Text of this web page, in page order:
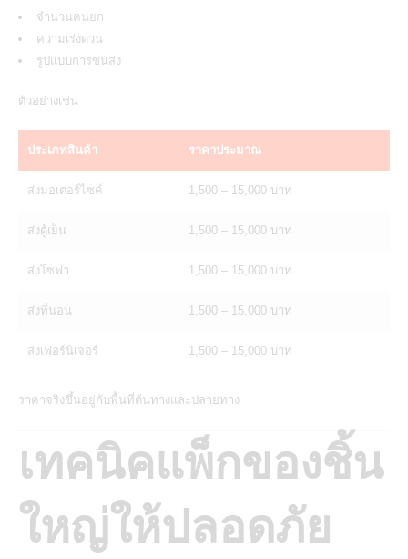
จำนวนคนยก
ความเร่งด่วน
รูปแบบการขนส่ง
ตัวอย่างเช่น
ประเภทสินค้า ราคาประมาณ
ส่งมอเตอร์ไซค์ 1,500 – 15,000 บาท
ส่งตู้เย็น 1,500 – 15,000 บาท
ส่งโซฟา 1,500 – 15,000 บาท
ส่งที่นอน 1,500 – 15,000 บาท
ส่งเฟอร์นิเจอร์ 1,500 – 15,000 บาท
ราคาจริงขึ้นอยู่กับพื้นที่ต้นทางและปลายทาง
เทคนิคแพ็กของชิ้น
ใหญ่ให้ปลอดภัย